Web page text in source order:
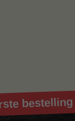
bestelling